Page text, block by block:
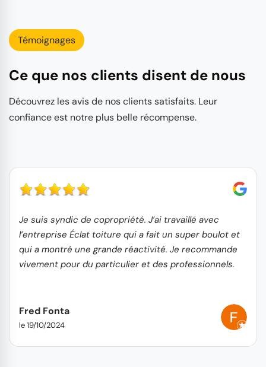
Témoignages
Ce que nos clients disent de nous
Découvrez les avis de nos clients satisfaits. Leur
confiance est notre plus belle récompense.
Je suis syndic de copropriété. J’ai travaillé avec
l’entreprise Éclat toiture qui a fait un super boulot et
qui a montré une grande réactivité. Je recommande
vivement pour du particulier et des professionnels.
Fred Fonta
le 19/10/2024